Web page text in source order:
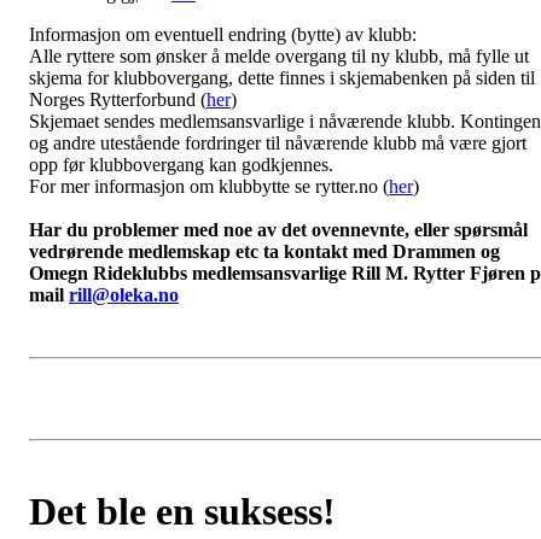
Informasjon om eventuell endring (bytte) av klubb:
Alle ryttere som ønsker å melde overgang til ny klubb, må fylle ut
skjema for klubbovergang, dette finnes i skjemabenken på siden til
Norges Rytterforbund (her)
Skjemaet sendes medlemsansvarlige i nåværende klubb.
og andre utestående fordringer til nåværende klubb må være gjort
opp før klubbovergang kan godkjennes.
For mer informasjon om klubbytte se rytter.no (her)
Har du problemer med noe av det ovennevnte, eller spørsmål
vedrørende medlemskap etc ta kontakt med Drammen og
Omegn Rideklubbs medlemsansvarlige Rill M. Rytter Fjøren
mail rill@oleka.no
Det ble en suksess!